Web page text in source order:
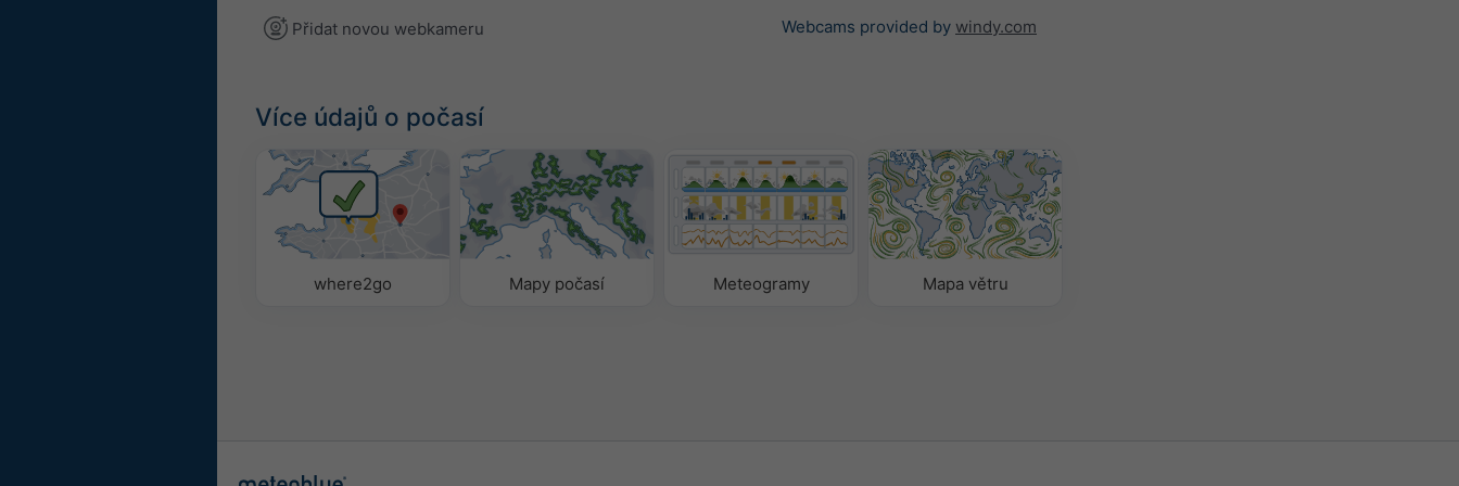
Přidat novou webkameru Webcams provided by windy.com
Více údajů o počasí
where2go Mapy počasí Meteogramy Mapa větru